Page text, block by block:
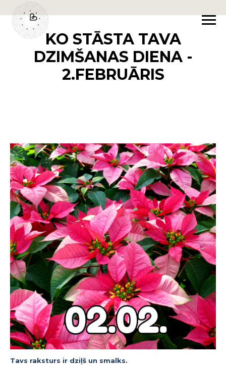
KO STĀSTA TAVA
DZIMŠANAS DIENA -
2.FEBRUĀRIS
Tavs raksturs ir dziļš un smalks.